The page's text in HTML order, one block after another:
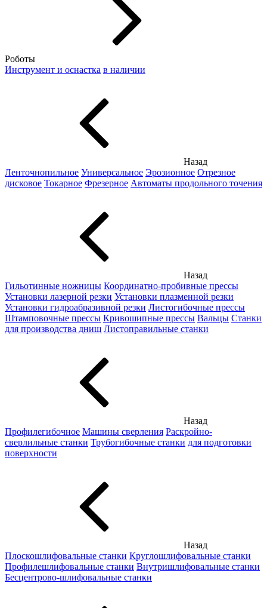
Роботы
Инструмент и оснастка в наличии
Назад
Ленточнопильное Универсальное Эрозионное Отрезное
дисковое Токарное Фрезерное Автоматы продольного точения
Назад
Гильотинные ножницы Координатно-пробивные прессы
Установки лазерной резки Установки плазменной резки
Установки гидроабразивной резки Листогибочные прессы
Штамповочные прессы Кривошипные прессы Вальцы Станки
для производства днищ Листоправильные станки
Назад
Профилегибочное Машины сверления Раскройно-
сверлильные станки Трубогибочные станки для подготовки
поверхности
Назад
Плоскошлифовальные станки Круглошлифовальные станки
Профилешлифовальные станки Внутришлифовальные станки
Бесцентрово-шлифовальные станки